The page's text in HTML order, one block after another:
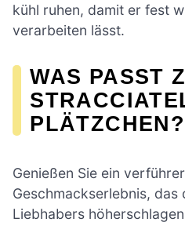
kühl ruhen, damit er fest
verarbeiten lässt.
WAS PASST
PLÄTZCHEN?
Genießen Sie ein
Geschmackserlebnis, das
Liebhabers